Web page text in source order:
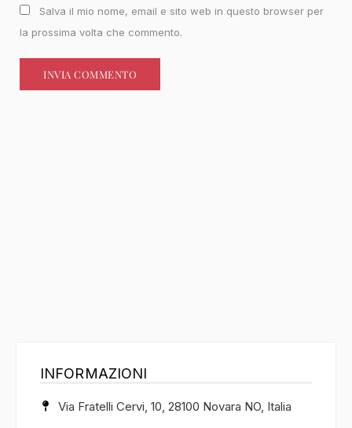
Salva il mio nome, email e sito web in questo browser per
la prossima volta che commento.
INFORMAZIONI
Via Fratelli Cervi, 10, 28100 Novara NO, Italia